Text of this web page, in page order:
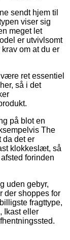
sendt hjem til
viser sig
meget let
er utvivlsomt
om at du er
ret essentiel
så i det
på blot en
The
da det er
klokkeslæt, så
forinden
uden gebyr,
der shoppes for
fragttype,
Ikast eller